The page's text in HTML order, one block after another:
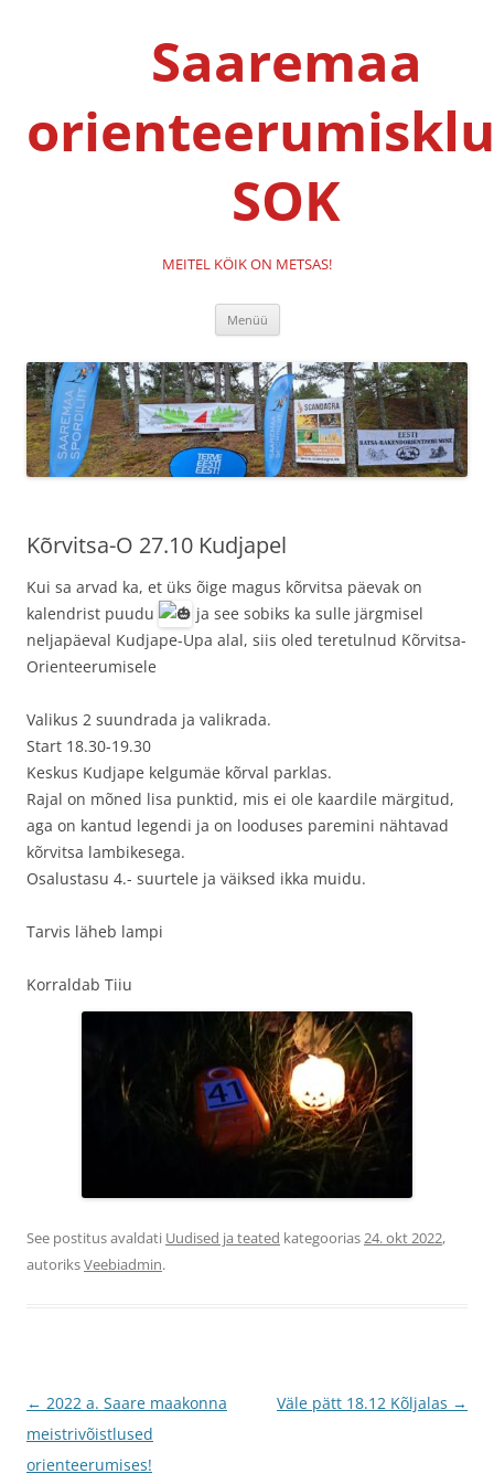
Saaremaa
SOK
MEITEL KÖIK ON METSAS!
Menüü
Kõrvitsa-O 27.10 Kudjapel
Kui sa arvad ka, et üks õige magus kõrvitsa päevak on
kalendrist puudu
ja see sobiks ka sulle järgmisel
neljapäeval Kudjape-Upa alal, siis oled teretulnud Kõrvitsa-
Orienteerumisele
Valikus 2 suundrada ja valikrada.
Start 18.30-19.30
Keskus Kudjape kelgumäe kõrval parklas.
Rajal on mõned lisa punktid, mis ei ole kaardile märgitud,
aga on kantud legendi ja on looduses paremini nähtavad
kõrvitsa lambikesega.
Osalustasu 4.- suurtele ja väiksed ikka muidu.
Tarvis läheb lampi
Korraldab Tiiu
See postitus avaldati Uudised ja teated kategoorias24. okt 2022,
autoriksVeebiadmin.
Postituste
töölaud
← 2022 a. Saare maakonna
meistrivõistlused
orienteerumises!
Väle pätt 18.12 Kõljalas →